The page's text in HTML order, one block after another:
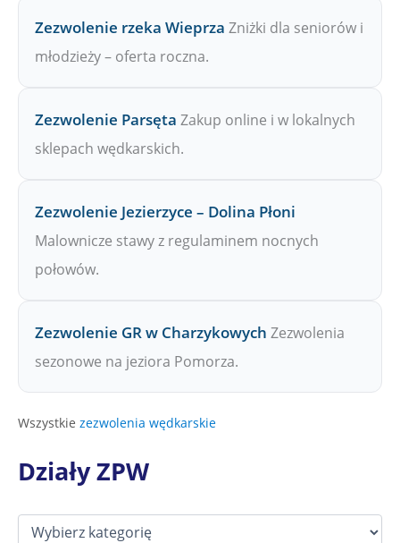
Zezwolenie rzeka Wieprza Zniżki dla seniorów i
młodzieży – oferta roczna.
Zezwolenie Parsęta Zakup online i w lokalnych
sklepach wędkarskich.
Zezwolenie Jezierzyce – Dolina Płoni
Malownicze stawy z regulaminem nocnych
połowów.
Zezwolenie GR w Charzykowych Zezwolenia
sezonowe na jeziora Pomorza.
Wszystkie zezwolenia wędkarskie
Działy ZPW
D